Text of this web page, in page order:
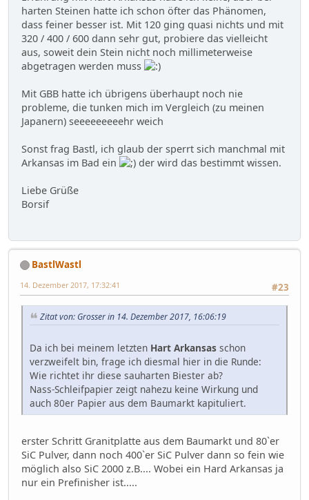
harten Steinen hatte ich schon öfter das Phänomen,
dass feiner besser ist. Mit 120 ging quasi nichts und mit
320 / 400 / 600 dann sehr gut, probiere das vielleicht
aus, soweit dein Stein nicht noch millimeterweise
abgetragen werden muss
Mit GBB hatte ich übrigens überhaupt noch nie
probleme, die tunken mich im Vergleich (zu meinen
Japanern) seeeeeeeeehr weich
Sonst frag Bastl, ich glaub der sperrt sich manchmal mit
Arkansas im Bad ein
der wird das bestimmt wissen.
Liebe Grüße
Borsif
BastlWastl
#23
14. Dezember 2017, 17:32:41
Zitat von: Grosser in 14. Dezember 2017, 16:06:19
Da ich bei meinem letzten Hart Arkansas schon
verzweifelt bin, frage ich diesmal hier in die Runde:
Wie richtet ihr diese sauharten Biester ab?
Nass-Schleifpapier zeigt nahezu keine Wirkung und
auch 80er Papier aus dem Baumarkt kapituliert.
erster Schritt Granitplatte aus dem Baumarkt und 80`er
SiC Pulver, dann noch 400`er SiC Pulver dann so fein wie
möglich also SiC 2000 z.B.... Wobei ein Hard Arkansas ja
nur ein Prefinisher ist.....